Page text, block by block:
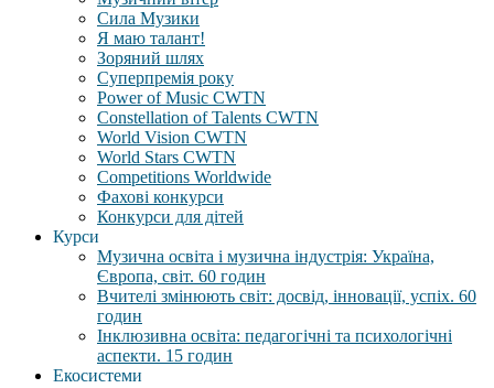
Сила Музики
Я маю талант!
Зоряний шлях
Суперпремія року
Power of Music CWTN
Constellation of Talents CWTN
World Vision CWTN
World Stars CWTN
Competitions Worldwide
Фахові конкурси
Конкурси для дітей
Курси
Музична освіта і музична індустрія: Україна,
Європа, світ. 60 годин
Вчителі змінюють світ: досвід, інновації, успіх. 60
годин
Інклюзивна освіта: педагогічні та психологічні
аспекти. 15 годин
Екосистеми